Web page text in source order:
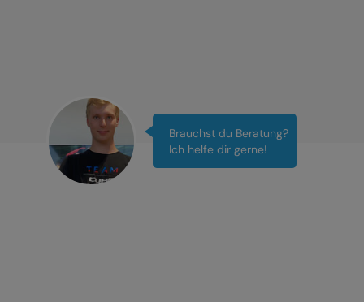
Brauchst du Beratung?
Ich helfe dir gerne!